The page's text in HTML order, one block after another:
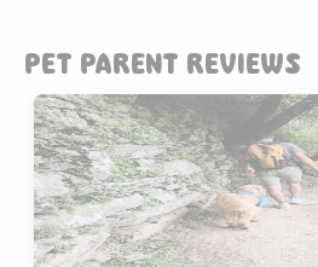
PET PARENT REVIEWS